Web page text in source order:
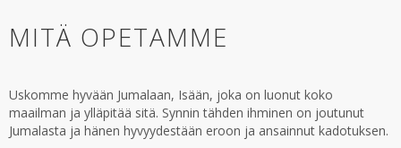
MITÄ OPETAMME
Uskomme hyvään Jumalaan, Isään, joka on luonut koko
maailman ja ylläpitää sitä. Synnin tähden ihminen on joutunut
Jumalasta ja hänen hyvyydestään eroon ja ansainnut kadotuksen.